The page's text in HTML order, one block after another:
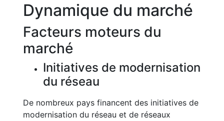
Dynamique du marché
Facteurs moteurs du
marché
Initiatives de modernisation
du réseau
De nombreux pays financent des initiatives de
modernisation du réseau et de réseaux